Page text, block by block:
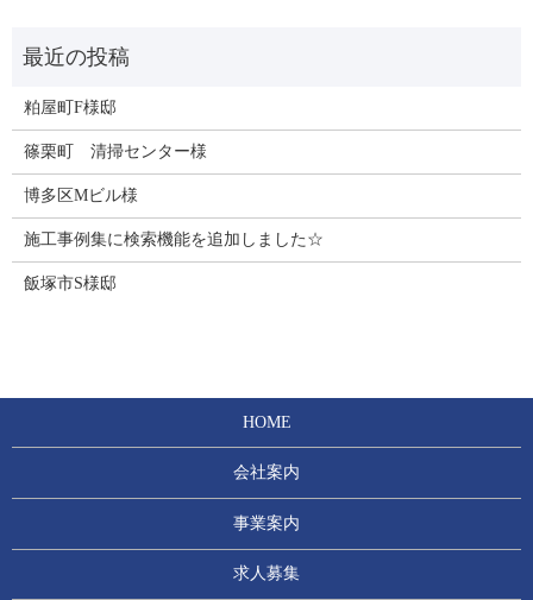
粕屋町F様邸
篠栗町 清掃センター様
博多区Mビル様
施工事例集に検索機能を追加しました☆
飯塚市S様邸
HOME
会社案内
事業案内
求人募集